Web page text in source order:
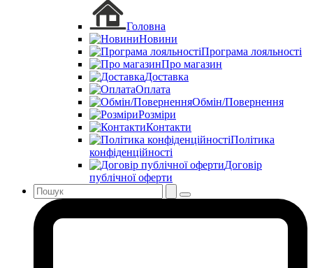
Головна
Новини
Програма лояльності
Про магазин
Доставка
Оплата
Обмін/Повернення
Розміри
Контакти
Політика
конфіденційності
Договір
публічної оферти